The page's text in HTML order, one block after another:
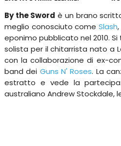
By the Sword è un brano
meglio conosciuto comeSlash
eponimo pubblicato nel 2010.
solista per il chitarrista nato a
con la collaborazione di ex-
band dei Guns N' Roses. La
estratto e vede la
australiano Andrew Stockdale,